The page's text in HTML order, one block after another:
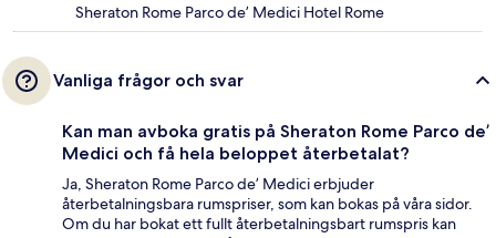
Sheraton Rome Parco de’ Medici Hotel Rome
Vanliga frågor och svar
Kan man avboka gratis på Sheraton Rome Parco de’
Medici och få hela beloppet återbetalat?
Ja, Sheraton Rome Parco de’ Medici erbjuder
återbetalningsbara rumspriser, som kan bokas på våra sidor.
Om du har bokat ett fullt återbetalningsbart rumspris kan